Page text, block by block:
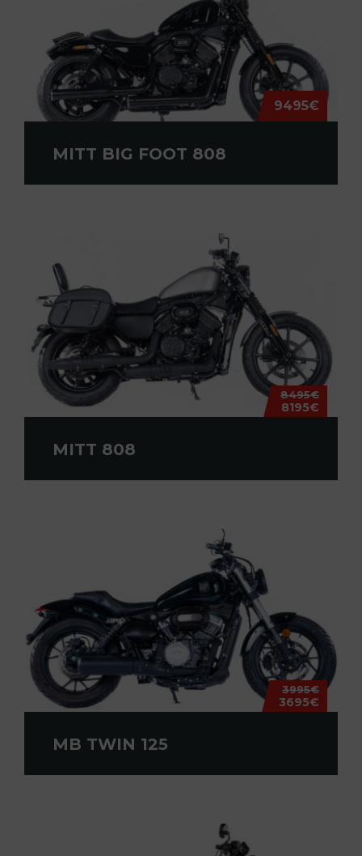
9495€
MITT BIG FOOT 808
8495€
8195€
MITT 808
3995€
3695€
MB TWIN 125